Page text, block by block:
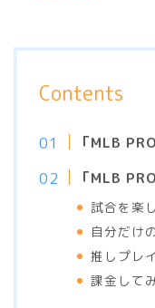
Contents
「MLB
「MLB
試合を楽
自分だけ
推しプレ
課金して